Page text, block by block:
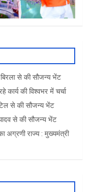
से की सौजन्य भेंट
कार्य की विश्वभर में चर्चा
से की सौजन्य भेंट
से की सौजन्य भेंट
अग्रणी राज्य : मुख्यमंत्री